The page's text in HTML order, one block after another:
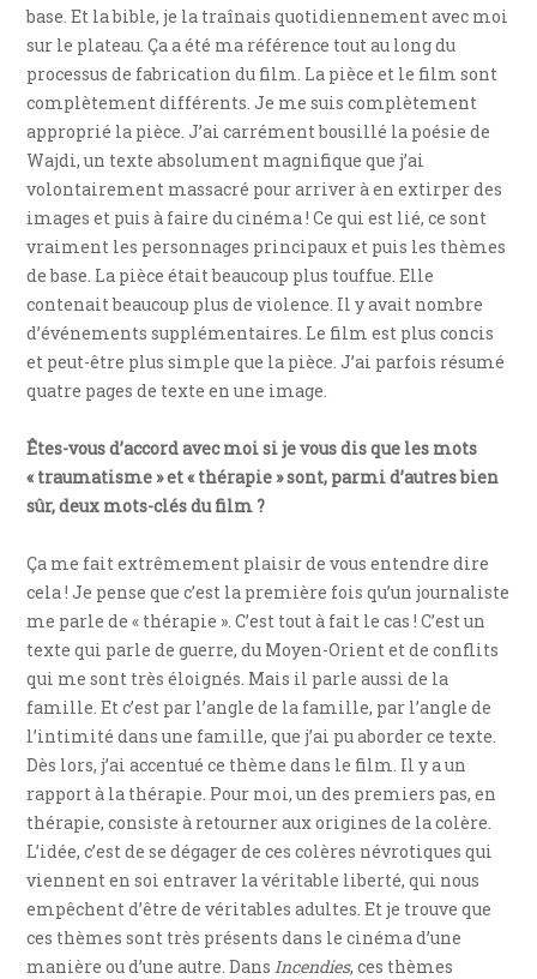
base. Et la bible, je la traînais quotidiennement avec moi
sur le plateau. Ça a été ma référence tout au long du
processus de fabrication du film. La pièce et le film sont
complètement différents. Je me suis complètement
approprié la pièce. J’ai carrément bousillé la poésie de
Wajdi, un texte absolument magnifique que j’ai
volontairement massacré pour arriver à en extirper des
images et puis à faire du cinéma ! Ce qui est lié, ce sont
vraiment les personnages principaux et puis les thèmes
de base. La pièce était beaucoup plus touffue. Elle
contenait beaucoup plus de violence. Il y avait nombre
d’événements supplémentaires. Le film est plus concis
et peut-être plus simple que la pièce. J’ai parfois résumé
quatre pages de texte en une image.
Êtes-vous d’accord avec moi si je vous dis que les mots
« traumatisme » et « thérapie » sont, parmi d’autres bien
sûr, deux mots-clés du film ?
Ça me fait extrêmement plaisir de vous entendre dire
cela ! Je pense que c’est la première fois qu’un journaliste
me parle de « thérapie ». C’est tout à fait le cas ! C’est un
texte qui parle de guerre, du Moyen-Orient et de conflits
qui me sont très éloignés. Mais il parle aussi de la
famille. Et c’est par l’angle de la famille, par l’angle de
l’intimité dans une famille, que j’ai pu aborder ce texte.
Dès lors, j’ai accentué ce thème dans le film. Il y a un
rapport à la thérapie. Pour moi, un des premiers pas, en
thérapie, consiste à retourner aux origines de la colère.
L’idée, c’est de se dégager de ces colères névrotiques qui
viennent en soi entraver la véritable liberté, qui nous
empêchent d’être de véritables adultes. Et je trouve que
ces thèmes sont très présents dans le cinéma d’une
manière ou d’une autre. DansIncendies, ces thèmes